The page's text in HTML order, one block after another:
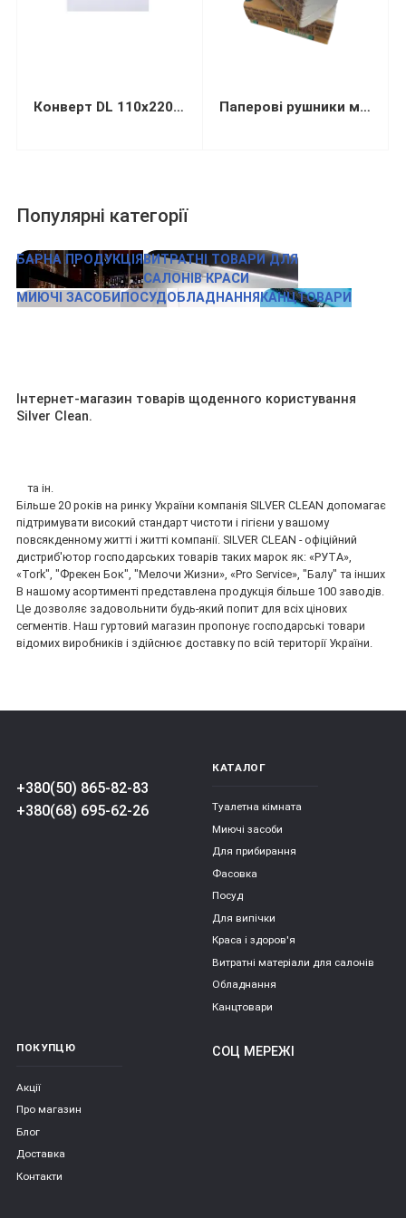
Конверт DL 110х220мм білий СКЛ (термоупаковка) Паперові рушники макулатурні “WELLiS” V-складання сірі 200 листів
Популярні категорії
БАРНА ПРОДУКЦІЯВИТРАТНІ ТОВАРИ ДЛЯ
САЛОНІВ КРАСИ
МИЮЧІ ЗАСОБИПОСУДОБЛАДНАННЯКАНЦТОВАРИ
Інтернет-магазин товарів щоденного користування
Silver Clean.
та ін.
Більше 20 років на ринку України компанія SILVER CLEAN допомагає
підтримувати високий стандарт чистоти і гігієни у вашому
повсякденному житті і житті компанії. SILVER CLEAN - офіційний
дистриб'ютор господарських товарів таких марок як: «РУТА»,
«Tork", "Фрекен Бок", "Мелочи Жизни», «Pro Service», "Балу" та інших
В нашому асортименті представлена продукція більше 100 заводів.
Це дозволяє задовольнити будь-який попит для всіх цінових
сегментів. Наш гуртовий магазин пропонує господарські товари
відомих виробників і здійснює доставку по всій території України.
+380(50) 865-82-83
+380(68) 695-62-26
КАТАЛОГ
Туалетна кімната
Миючі засоби
Для прибирання
Фасовка
Посуд
Для випічки
Краса і здоров'я
Витратні матеріали для салонів
Обладнання
Канцтовари
ПОКУПЦЮ
Акції
Про магазин
Блог
Доставка
Контакти
СОЦ МЕРЕЖІ